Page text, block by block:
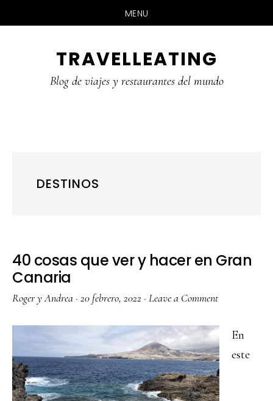
MENU
TRAVELLEATING
Blog de viajes y restaurantes del mundo
DESTINOS
40 cosas que ver y hacer en Gran
Canaria
Roger y Andrea · 20 febrero, 2022 · Leave a Comment
En
este